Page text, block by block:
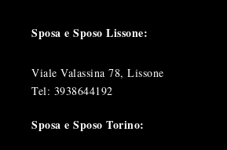
Sposa e Sposo Lissone:
Viale Valassina 78, Lissone
Tel: 3938644192
Sposa e Sposo Torino: